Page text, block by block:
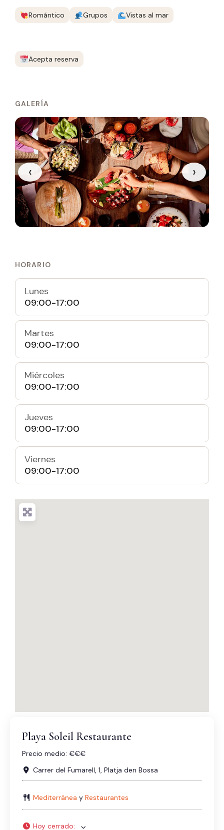
Romántico Grupos Vistas al mar
Acepta reserva
GALERÍA
‹ ›
HORARIO
Lunes
09:00-17:00
Martes
09:00-17:00
Miércoles
09:00-17:00
Jueves
09:00-17:00
Viernes
09:00-17:00
Playa Soleil Restaurante
Precio medio: €€€
Carrer del Fumarell, 1, Platja den Bossa
Mediterránea y Restaurantes
Hoy cerrado: